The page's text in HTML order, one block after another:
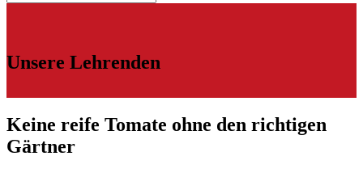
Unsere Lehrenden
Keine reife Tomate ohne den richtigen
Gärtner